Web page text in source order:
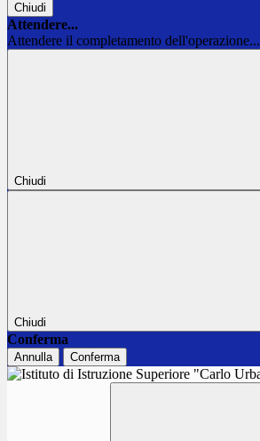
Chiudi
Attendere...
Attendere il completamento dell'operazione...
Chiudi
Chiudi
Conferma
Annulla Conferma